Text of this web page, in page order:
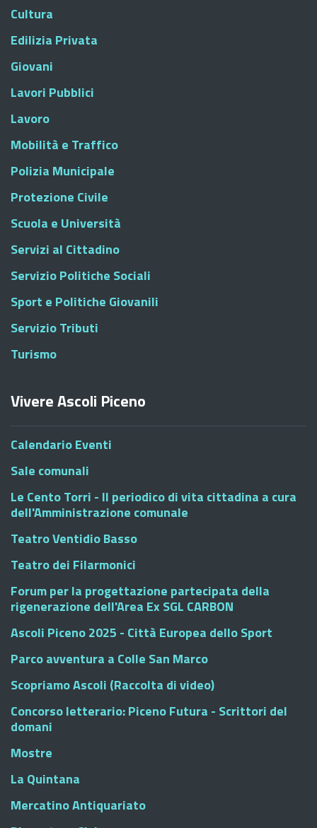
Cultura
Edilizia Privata
Giovani
Lavori Pubblici
Lavoro
Mobilità e Traffico
Polizia Municipale
Protezione Civile
Scuola e Università
Servizi al Cittadino
Servizio Politiche Sociali
Sport e Politiche Giovanili
Servizio Tributi
Turismo
Vivere Ascoli Piceno
Calendario Eventi
Sale comunali
Le Cento Torri - Il periodico di vita cittadina a cura
dell'Amministrazione comunale
Teatro Ventidio Basso
Teatro dei Filarmonici
Forum per la progettazione partecipata della
rigenerazione dell'Area Ex SGL CARBON
Ascoli Piceno 2025 - Città Europea dello Sport
Parco avventura a Colle San Marco
Scopriamo Ascoli (Raccolta di video)
Concorso letterario: Piceno Futura - Scrittori del
domani
Mostre
La Quintana
Mercatino Antiquariato